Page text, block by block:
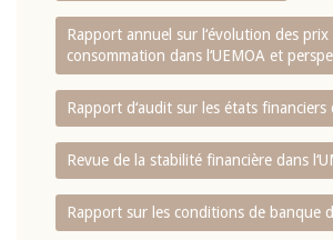
Rapport annuel sur l‘évolution des prix
consommation dans l‘UEMOA et
Rapport d‘audit sur les états financiers
Revue de la stabilité financière dans
Rapport sur les conditions de banque